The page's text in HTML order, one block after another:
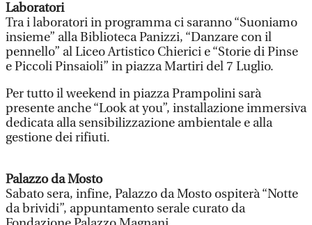
Laboratori
Tra i laboratori in programma ci saranno “Suoniamo
insieme” alla Biblioteca Panizzi, “Danzare con il
pennello” al Liceo Artistico Chierici e “Storie di Pinse
e Piccoli Pinsaioli” in piazza Martiri del 7 Luglio.
Per tutto il weekend in piazza Prampolini sarà
presente anche “Look at you”, installazione immersiva
dedicata alla sensibilizzazione ambientale e alla
gestione dei rifiuti.
Palazzo da Mosto
Sabato sera, infine, Palazzo da Mosto ospiterà “Notte
da brividi”, appuntamento serale curato da